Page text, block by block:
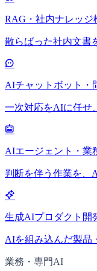
RAG・社内ナレッジ
散らばった社内文書
AIチャットボット・
一次対応をAIに任せ
AIエージェント・業
判断を伴う作業を、
生成AIプロダクト開
AIを組み込んだ製品
業務・専門AI